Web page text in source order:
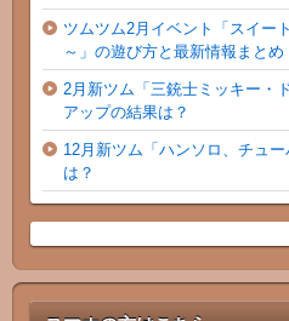
ツムツム2月イベント「スイー
～」の遊び方と最新情報まとめ
2月新ツム「三銃士ミッキー・
アップの結果は？
12月新ツム「ハンソロ、チュ
は？